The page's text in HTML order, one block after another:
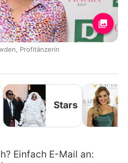
Profitänzerin
Stars
Einfach E-Mail an: